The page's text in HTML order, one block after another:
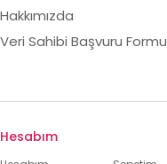
Hakkımızda
Veri Sahibi Başvuru Formu
Hesabım